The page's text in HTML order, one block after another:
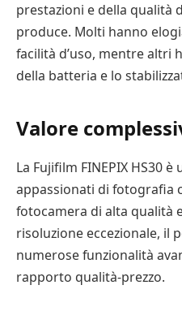
prestazioni e della qualità
produce. Molti hanno
facilità d’uso, mentre altri
della batteria e lo
Valore
La Fujifilm FINEPIX HS30
appassionati di fotografia
fotocamera di alta qualità
risoluzione eccezionale, il
numerose funzionalità
rapporto qualità-prezzo.